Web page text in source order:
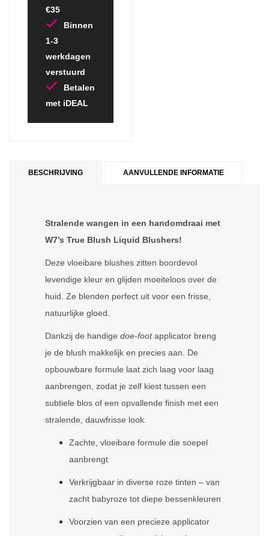
€35
Binnen
1-3
werkdagen
verstuurd
Betalen
met iDEAL
BESCHRIJVING AANVULLENDE INFORMATIE
Stralende wangen in een handomdraai met
W7’s True Blush Liquid Blushers!
Deze vloeibare blushes zitten boordevol
levendige kleur en glijden moeiteloos over de
huid. Ze blenden perfect uit voor een frisse,
natuurlijke gloed.
Dankzij de handige doe-footapplicator breng
je de blush makkelijk en precies aan. De
opbouwbare formule laat zich laag voor laag
aanbrengen, zodat je zelf kiest tussen een
subtiele blos of een opvallende finish met een
stralende, dauwfrisse look.
Zachte, vloeibare formule die soepel
aanbrengt
Verkrijgbaar in diverse roze tinten – van
zacht babyroze tot diepe bessenkleuren
Voorzien van een precieze applicator